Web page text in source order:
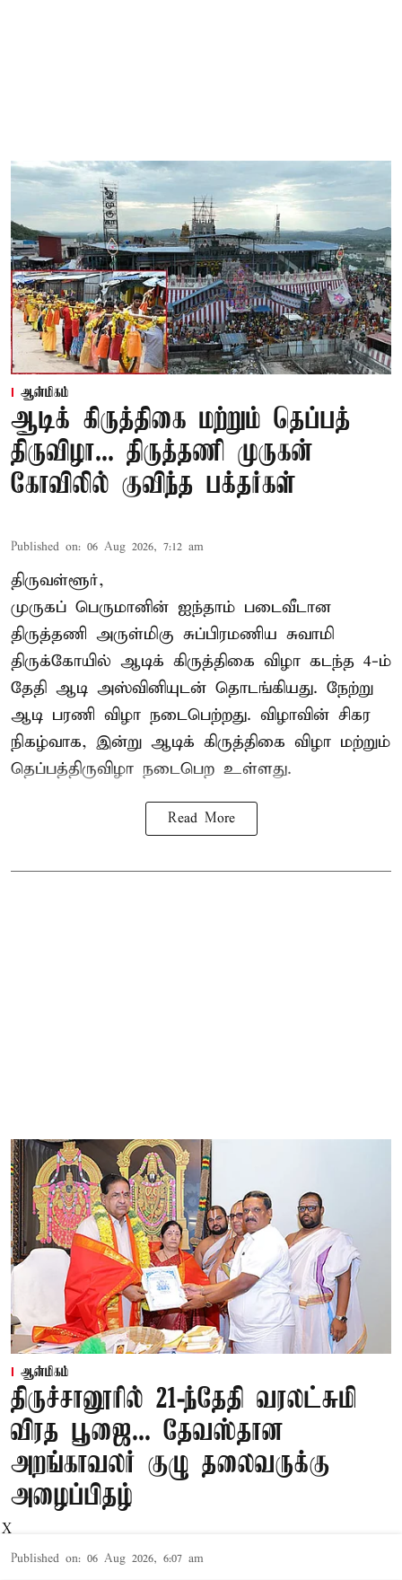
ஆன்மிகம்
ஆடிக் கிருத்திகை மற்றும் தெப்பத்
திருவிழா... திருத்தணி முருகன்
கோவிலில் குவிந்த பக்தர்கள்
Published on: 06 Aug 2026, 7:12 am
திருவள்ளூர்,
முருகப் பெருமானின் ஐந்தாம் படைவீடான
திருத்தணி அருள்மிகு சுப்பிரமணிய சுவாமி
திருக்கோயில் ஆடிக் கிருத்திகை விழா கடந்த 4-ம்
தேதி ஆடி அஸ்வினியுடன் தொடங்கியது. நேற்று
ஆடி பரணி விழா நடைபெற்றது. விழாவின் சிகர
நிகழ்வாக, இன்று ஆடிக் கிருத்திகை விழா மற்றும்
தெப்பத்திருவிழா நடைபெற உள்ளது.
Read More
ஆன்மிகம்
திருச்சானூரில் 21-ந்தேதி வரலட்சுமி
விரத பூஜை... தேவஸ்தான
அறங்காவலர் குழு தலைவருக்கு
அழைப்பிதழ்
Published on: 06 Aug 2026, 6:07 am
X